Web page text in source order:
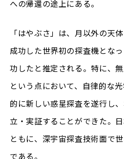
への帰還の途上にある。
「はやぶさ」は、月以外の天
成功した世界初の探査機とな
功したと推定される。特に、
という点において、自律的な
的に新しい惑星探査を遂行し
立・実証することができた。
ともに、深宇宙探査技術面で
である。